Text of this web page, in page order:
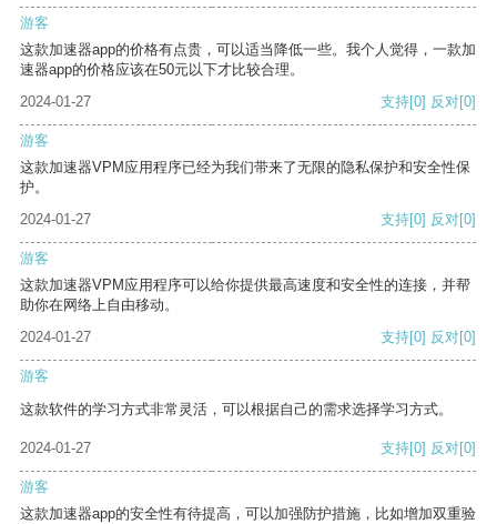
游客
这款加速器app的价格有点贵，可以适当降低一些。我个人觉得，一款加
速器app的价格应该在50元以下才比较合理。
2024-01-27
支持[0] 反对[0]
游客
这款加速器VPM应用程序已经为我们带来了无限的隐私保护和安全性保
护。
2024-01-27
支持[0] 反对[0]
游客
这款加速器VPM应用程序可以给你提供最高速度和安全性的连接，并帮
助你在网络上自由移动。
2024-01-27
支持[0] 反对[0]
游客
这款软件的学习方式非常灵活，可以根据自己的需求选择学习方式。
2024-01-27 支持[0] 反对[0]
游客
这款加速器app的安全性有待提高，可以加强防护措施，比如增加双重验